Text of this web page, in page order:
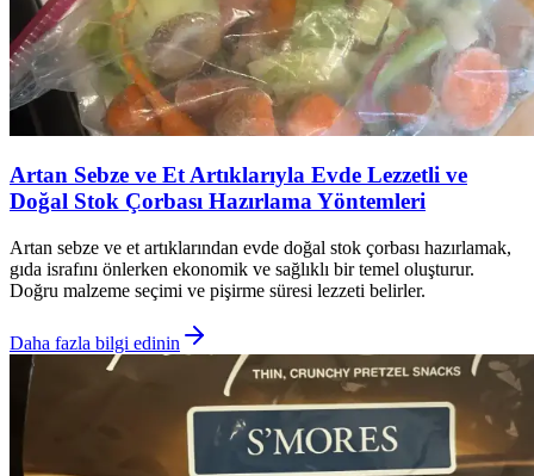
Artan Sebze ve Et Artıklarıyla Evde Lezzetli ve
Doğal Stok Çorbası Hazırlama Yöntemleri
Artan sebze ve et artıklarından evde doğal stok çorbası hazırlamak,
gıda israfını önlerken ekonomik ve sağlıklı bir temel oluşturur.
Doğru malzeme seçimi ve pişirme süresi lezzeti belirler.
Daha fazla bilgi edinin